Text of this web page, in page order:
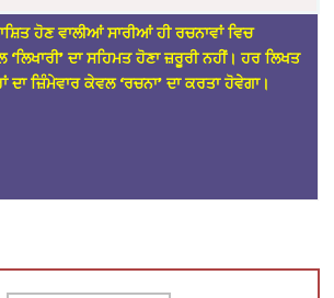
ਹੋਣ ਵਾਲੀਆਂ ਸਾਰੀਆਂ ਹੀ ਰਚਨਾਵਾਂ ਵਿਚ
‘ਲਿਖਾਰੀ’ ਦਾ ਸਹਿਮਤ ਹੋਣਾ ਜ਼ਰੂਰੀ ਨਹੀਂ। ਹਰ ਲਿਖਤ
ਦਾ ਜ਼ਿੰਮੇਵਾਰ ਕੇਵਲ ‘ਰਚਨਾ’ ਦਾ ਕਰਤਾ ਹੋਵੇਗਾ।